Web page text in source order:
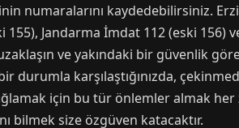
numaralarını kaydedebilirsiniz.
Jandarma İmdat 112 (eski 156)
ve yakındaki bir güvenlik
durumla karşılaştığınızda,
için bu tür önlemler almak her
bilmek size özgüven katacaktır.